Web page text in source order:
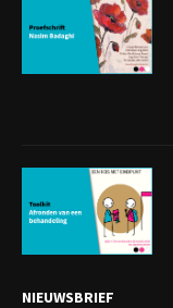
NIEUWSBRIEF